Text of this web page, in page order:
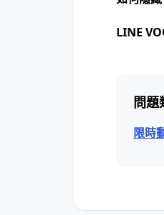
LINE
問題
限時